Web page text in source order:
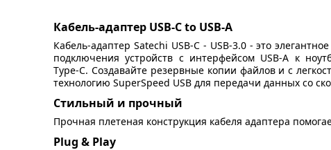
Кабель-адаптер USB-C to USB-A
Кабель-адаптер Satechi USB-C - USB-3.0 - это
подключения устройств с интерфейсом USB-A к
Type-C. Создавайте резервные копии файлов и с
технологию SuperSpeed USB для передачи данных со
Стильный и прочный
Прочная плетеная конструкция кабеля адаптера
Plug & Play